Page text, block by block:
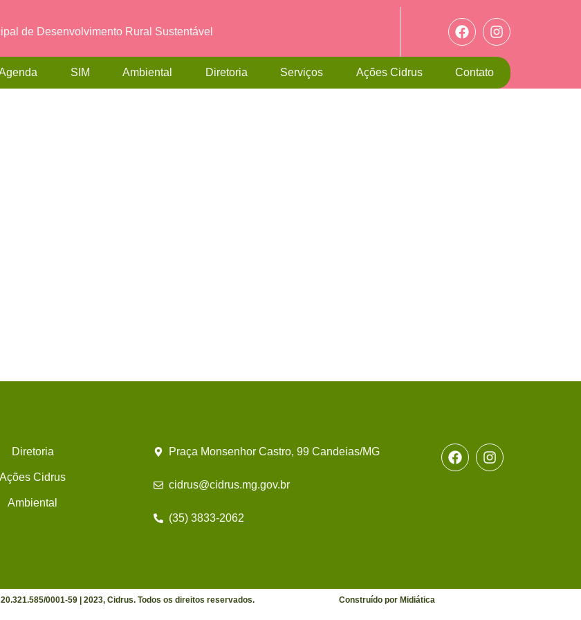
de Desenvolvimento Rural Sustentável
SIM Ambiental Diretoria Serviços Ações Cidrus Contato
Diretoria
Ações Cidrus
Ambiental
Praça Monsenhor Castro, 99 Candeias/MG
cidrus@cidrus.mg.gov.br
(35) 3833-2062
0001-59 | 2023, Cidrus. Todos os direitos reservados. Construído por Midiática